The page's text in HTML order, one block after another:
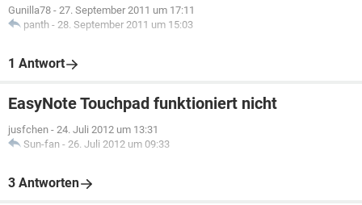
Gunilla78 - 27. September 2011 um 17:11
panth - 28. September 2011 um 15:03
1 Antwort
EasyNote Touchpad funktioniert nicht
jusfchen - 24. Juli 2012 um 13:31
Sun-fan - 26. Juli 2012 um 09:33
3 Antworten